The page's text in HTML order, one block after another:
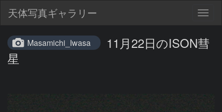
天体写真ギャラリー
Masamichi_Iwasa
11月22日のISON彗
星